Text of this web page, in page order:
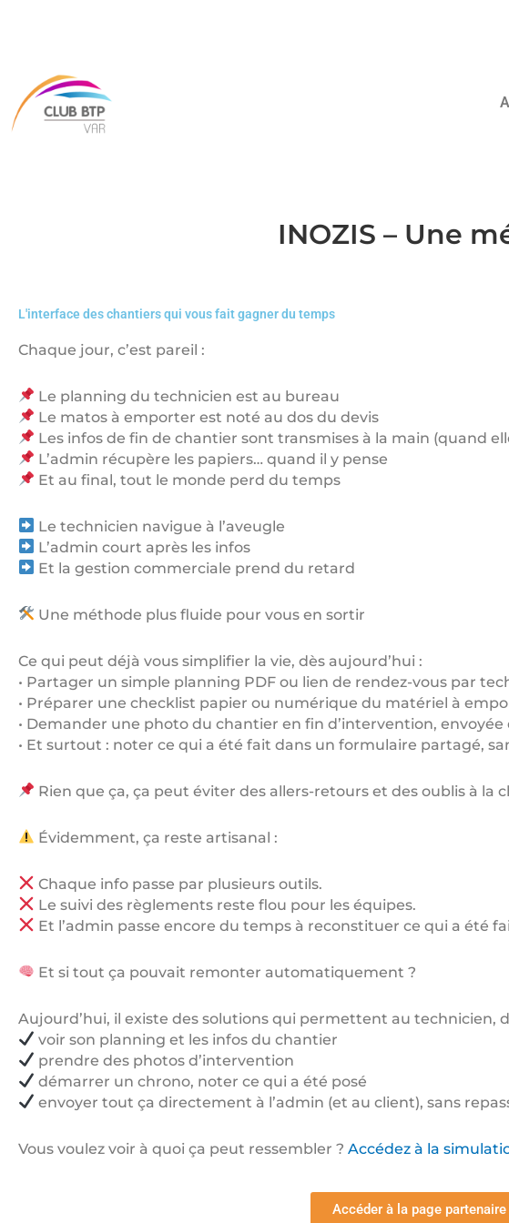
INOZIS – Une
L'interface des chantiers qui vous fait gagner du temps
Chaque jour, c’est pareil :
Le planning du technicien est au bureau
Le matos à emporter est noté au dos du devis
Les infos de fin de chantier sont transmises à la main (quand
L’admin récupère les papiers… quand il y pense
Et au final, tout le monde perd du temps
Le technicien navigue à l’aveugle
L’admin court après les infos
Et la gestion commerciale prend du retard
Une méthode plus fluide pour vous en sortir
Ce qui peut déjà vous simplifier la vie, dès aujourd’hui :
• Partager un simple planning PDF ou lien de rendez-vous par
• Préparer une checklist papier ou numérique du matériel à
• Demander une photo du chantier en fin d’intervention,
• Et surtout : noter ce qui a été fait dans un formulaire partagé,
Rien que ça, ça peut éviter des allers-retours et des oublis à la
Évidemment, ça reste artisanal :
Chaque info passe par plusieurs outils.
Le suivi des règlements reste flou pour les équipes.
Et l’admin passe encore du temps à reconstituer ce qui a été
Et si tout ça pouvait remonter automatiquement ?
Aujourd’hui, il existe des solutions qui permettent au technicien,
voir son planning et les infos du chantier
prendre des photos d’intervention
démarrer un chrono, noter ce qui a été posé
envoyer tout ça directement à l’admin (et au client), sans
Vous voulez voir à quoi ça peut ressembler ? Accédez à la
Accéder à la page